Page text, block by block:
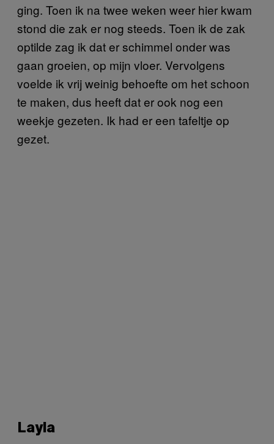
ging. Toen ik na twee weken weer hier kwam
stond die zak er nog steeds. Toen ik de zak
optilde zag ik dat er schimmel onder was
gaan groeien, op mijn vloer. Vervolgens
voelde ik vrij weinig behoefte om het schoon
te maken, dus heeft dat er ook nog een
weekje gezeten. Ik had er een tafeltje op
gezet.
Layla